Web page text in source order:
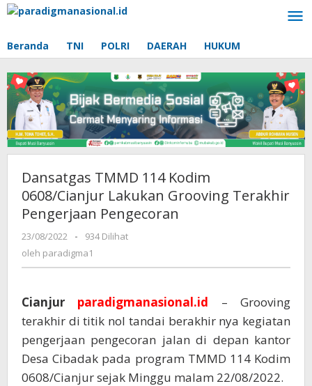
Lewati
Beranda TNI POLRI DAERAH HUKUM
Dansatgas TMMD 114 Kodim
0608/Cianjur Lakukan Grooving Terakhir
Pengerjaan Pengecoran
23/08/2022
oleh
paradigma1
-
934 Dilihat
oleh paradigma1
Cianjur paradigmanasional.id – Grooving
terakhir di titik nol tandai berakhir nya kegiatan
pengerjaan pengecoran jalan di depan kantor
Desa Cibadak pada program TMMD 114 Kodim
0608/Cianjur sejak Minggu malam 22/08/2022.